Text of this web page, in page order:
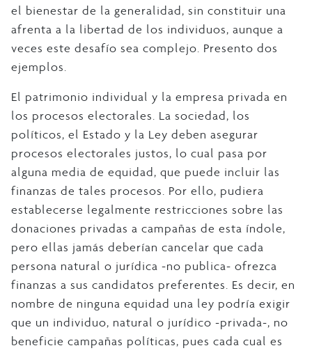
el bienestar de la generalidad, sin constituir una
afrenta a la libertad de los individuos, aunque a
veces este desafío sea complejo. Presento dos
ejemplos.
El patrimonio individual y la empresa privada en
los procesos electorales. La sociedad, los
políticos, el Estado y la Ley deben asegurar
procesos electorales justos, lo cual pasa por
alguna media de equidad, que puede incluir las
finanzas de tales procesos. Por ello, pudiera
establecerse legalmente restricciones sobre las
donaciones privadas a campañas de esta índole,
pero ellas jamás deberían cancelar que cada
persona natural o jurídica -no publica- ofrezca
finanzas a sus candidatos preferentes. Es decir, en
nombre de ninguna equidad una ley podría exigir
que un individuo, natural o jurídico -privada-, no
beneficie campañas políticas, pues cada cual es